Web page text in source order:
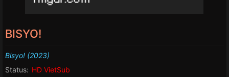
BISYO!
Bisyo! (2023)
Status: HD VietSub